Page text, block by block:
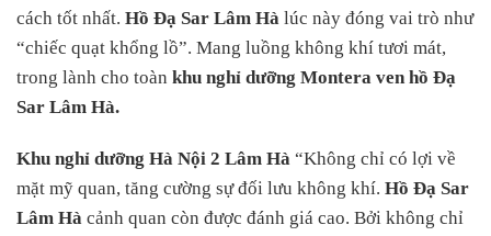
cách tốt nhất. Hồ Đạ Sar Lâm Hà lúc này đóng vai trò như
“chiếc quạt khổng lồ”. Mang luồng không khí tươi mát,
trong lành cho toàn khu nghỉ dưỡng Montera ven hồ Đạ
Sar Lâm Hà.
Khu nghỉ dưỡng Hà Nội 2 Lâm Hà “Không chỉ có lợi về
mặt mỹ quan, tăng cường sự đối lưu không khí. Hồ Đạ Sar
Lâm Hà cảnh quan còn được đánh giá cao. Bởi không chỉ